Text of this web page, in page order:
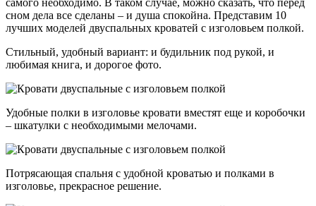
самого необходимо. В таком случае, можно сказать, что перед
сном дела все сделаны – и душа спокойна. Представим 10
лучших моделей двуспальных кроватей с изголовьем полкой.
Стильный, удобный вариант: и будильник под рукой, и
любимая книга, и дорогое фото.
Удобные полки в изголовье кровати вместят еще и коробочки
– шкатулки с необходимыми мелочами.
Потрясающая спальня с удобной кроватью и полками в
изголовье, прекрасное решение.